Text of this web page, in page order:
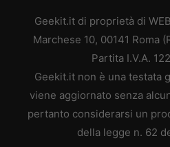
Geekit.it di proprietà di
Marchese 10, 00141 Roma
Partita I.V.A.
Geekit.it non è una testata
viene aggiornato senza
pertanto considerarsi un
della legge n. 62